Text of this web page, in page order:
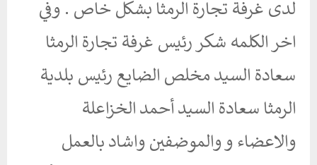
لدى غرفة تجارة الرمثا بشكل خاص . وفي
اخر الكلمه شكر رئيس غرفة تجارة الرمثا
سعادة السيد مخلص الضايع رئيس بلدية
الرمثا سعادة السيد أحمد الخزاعلة
والاعضاء و والموضفين واشاد بالعمل